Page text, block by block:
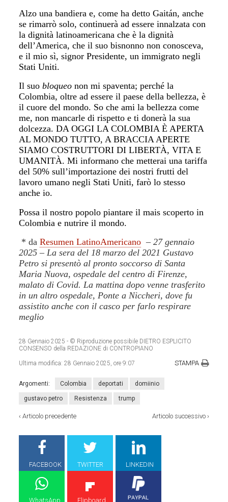
Alzo una bandiera e, come ha detto Gaitán, anche
se rimarrò solo, continuerà ad essere innalzata con
la dignità latinoamericana che è la dignità
dell’America, che il suo bisnonno non conosceva,
e il mio sì, signor Presidente, un immigrato negli
Stati Uniti.
Il suobloqueonon mi spaventa; perché la
Colombia, oltre ad essere il paese della bellezza, è
il cuore del mondo. So che ami la bellezza come
me, non mancarle di rispetto e ti donerà la sua
dolcezza. DA OGGI LA COLOMBIA È APERTA
AL MONDO TUTTO, A BRACCIA APERTE
SIAMO COSTRUTTORI DI LIBERTÀ, VITA E
UMANITÀ. Mi informano che metterai una tariffa
del 50% sull’importazione dei nostri frutti del
lavoro umano negli Stati Uniti, farò lo stesso
anche io.
Possa il nostro popolo piantare il mais scoperto in
Colombia e nutrire il mondo.
* daResumen LatinoAmericano – 27 gennaio
2025 –La sera del 18 marzo del 2021 Gustavo
Petro si presentò al pronto soccorso di Santa
Maria Nuova, ospedale del centro di Firenze,
malato di Covid. La mattina dopo venne trasferito
in un altro ospedale, Ponte a Niccheri, dove fu
assistito anche con il casco per farlo respirare
meglio
28 Gennaio 2025 - © Riproduzione possibile DIETRO ESPLICITO
CONSENSO della REDAZIONE di CONTROPIANO
Ultima modifica:28 Gennaio 2025, ore 9:07 STAMPA
Argomenti: Colombia deportati domiinio
gustavo petro Resistenza trump
‹Articolo precedente Articolo successivo›
FACEBOOK TWITTER LINKEDIN
WhatsApp Flipboard